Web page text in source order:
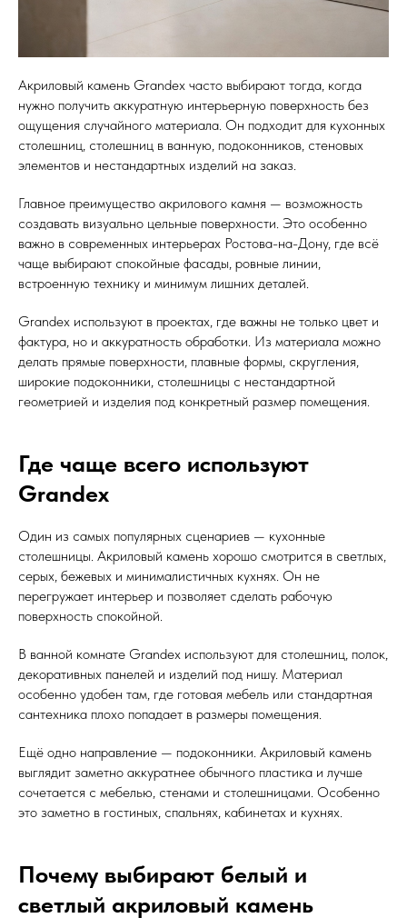
Акриловый камень Grandex часто выбирают тогда, когда
нужно получить аккуратную интерьерную поверхность без
ощущения случайного материала. Он подходит для кухонных
столешниц, столешниц в ванную, подоконников, стеновых
элементов и нестандартных изделий на заказ.
Главное преимущество акрилового камня — возможность
создавать визуально цельные поверхности. Это особенно
важно в современных интерьерах Ростова-на-Дону, где всё
чаще выбирают спокойные фасады, ровные линии,
встроенную технику и минимум лишних деталей.
Grandex используют в проектах, где важны не только цвет и
фактура, но и аккуратность обработки. Из материала можно
делать прямые поверхности, плавные формы, скругления,
широкие подоконники, столешницы с нестандартной
геометрией и изделия под конкретный размер помещения.
Где чаще всего используют
Grandex
Один из самых популярных сценариев — кухонные
столешницы. Акриловый камень хорошо смотрится в светлых,
серых, бежевых и минималистичных кухнях. Он не
перегружает интерьер и позволяет сделать рабочую
поверхность спокойной.
В ванной комнате Grandex используют для столешниц, полок,
декоративных панелей и изделий под нишу. Материал
особенно удобен там, где готовая мебель или стандартная
сантехника плохо попадает в размеры помещения.
Ещё одно направление — подоконники. Акриловый камень
выглядит заметно аккуратнее обычного пластика и лучше
сочетается с мебелью, стенами и столешницами. Особенно
это заметно в гостиных, спальнях, кабинетах и кухнях.
Почему выбирают белый и
светлый акриловый камень